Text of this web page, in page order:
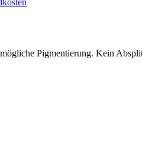
Pigmentierung. Kein